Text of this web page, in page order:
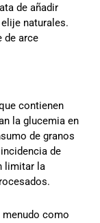
de añadir
naturales.
de arce
contienen
la glucemia en
de granos
de
limitar la
como